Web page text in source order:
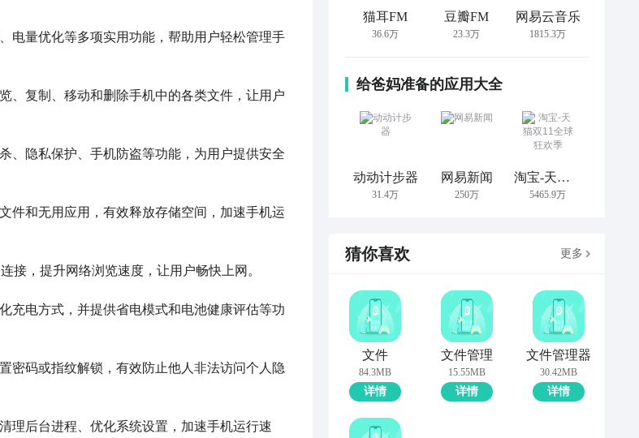
电量优化等多项实用功能，帮助用户轻松管理手
、复制、移动和删除手机中的各类文件，让用户
、隐私保护、手机防盗等功能，为用户提供安全
件和无用应用，有效释放存储空间，加速手机运
接，提升网络浏览速度，让用户畅快上网。
充电方式，并提供省电模式和电池健康评估等功
密码或指纹解锁，有效防止他人非法访问个人隐
理后台进程、优化系统设置，加速手机运行速
猫耳FM
36.6万
豆瓣FM
23.3万
网易云音乐
1815.3万
给爸妈准备的应用大全
动动计步器
31.4万
网易新闻
250万
淘宝-天猫双11全球狂欢季
5465.9万
猜你喜欢 更多
文件
84.3MB
详情
文件管理
15.55MB
详情
文件管理器
30.42MB
详情